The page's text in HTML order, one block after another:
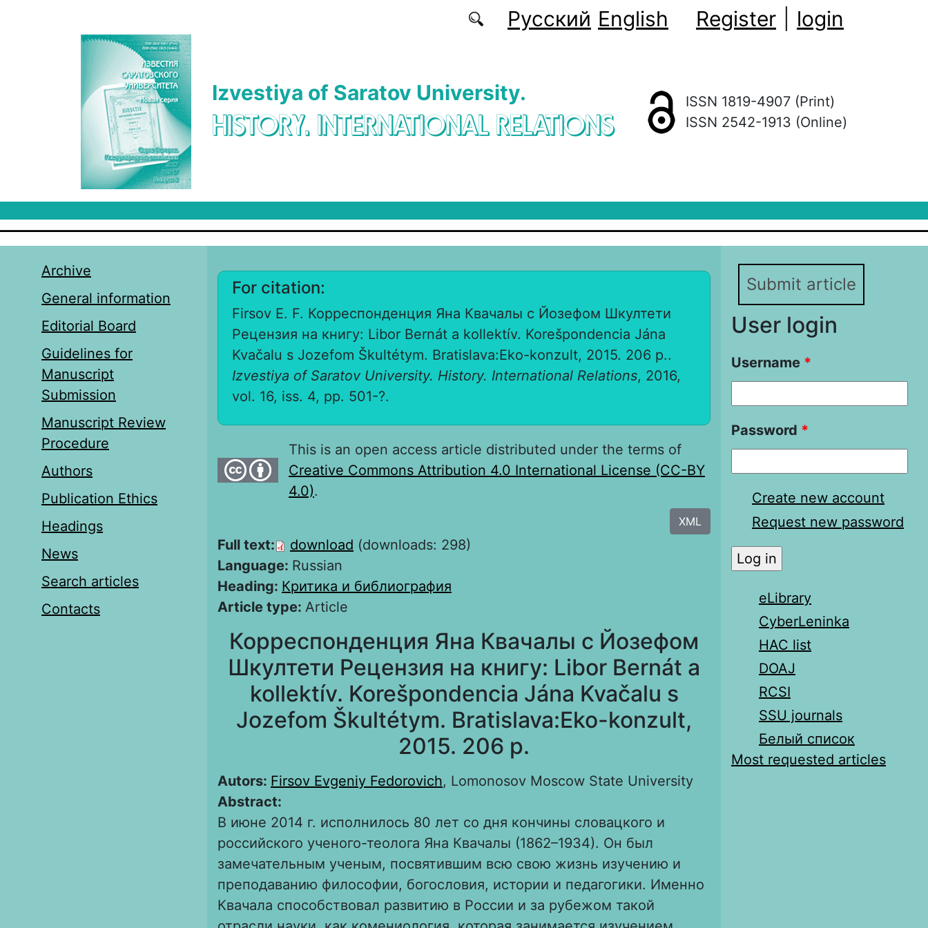
Русский English Register login
Izvestiya of Saratov University.
HISTORY. INTERNATIONAL RELATIONS
ISSN 1819-4907 (Print)
ISSN 2542-1913 (Online)
Archive
General information
Editorial Board
Guidelines for
Manuscript
Submission
Manuscript Review
Procedure
Authors
Publication Ethics
Headings
News
Search articles
Contacts
For citation:
Firsov E. F. Корреспонденция Яна Квачалы с Йозефом Шкултети
Рецензия на книгу: Libor Bernát a kollektív. Korešpondencia Jána
Kvačalu s Jozefom Škultétym. Bratislava:Eko-konzult, 2015. 206 p..
Izvestiya of Saratov University. History. International Relations, 2016,
vol. 16, iss. 4, pp. 501-?.
This is an open access article distributed under the terms of
Creative Commons Attribution 4.0 International License (CC-BY
4.0).
XML
Full text: download (downloads: 298)
Language: Russian
Heading: Критика и библиография
Article type: Article
Корреспонденция Яна Квачалы с Йозефом
Шкултети Рецензия на книгу: Libor Bernát a
kollektív. Korešpondencia Jána Kvačalu s
Jozefom Škultétym. Bratislava:Eko-konzult,
2015. 206 p.
Autors: Firsov Evgeniy Fedorovich, Lomonosov Moscow State University
Abstract:
В июне 2014 г. исполнилось 80 лет со дня кончины словацкого и
российского ученого-теолога Яна Квачалы (1862–1934). Он был
замечательным ученым, посвятившим всю свою жизнь изучению и
преподаванию философии, богословия, истории и педагогики. Именно
Квачала способствовал развитию в России и за рубежом такой
Submit article
User login
Username *
Password *
Create new account
Request new password
eLibrary
CyberLeninka
HAC list
DOAJ
RCSI
SSU journals
Белый список
Most requested articles